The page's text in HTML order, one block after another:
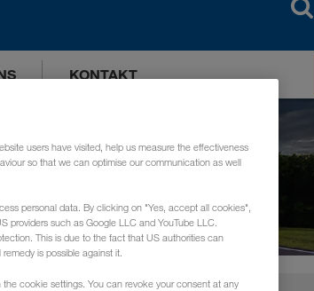
KONTAKT
users have visited, help us measure the effectiveness
so that we can optimise our communication as well
personal data. By clicking on "Yes, accept all cookies",
providers such as Google LLC and YouTube LLC.
This is due to the fact that US authorities can
is possible against it.
the cookie settings. You can revoke your consent at any